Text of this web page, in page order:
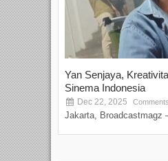
Yan Senjaya,
Sinema Indonesia
Dec 22, 2025
Jakarta, Broadcastmagz